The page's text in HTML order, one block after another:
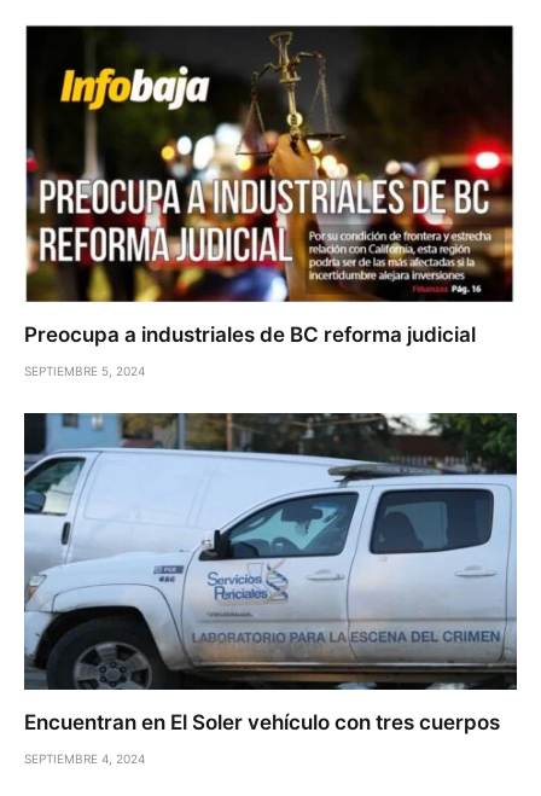
Preocupa a industriales de BC reforma judicial
SEPTIEMBRE 5, 2024
Encuentran en El Soler vehículo con tres cuerpos
SEPTIEMBRE 4, 2024